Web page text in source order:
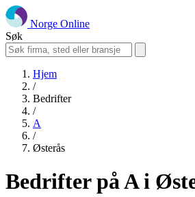
Norge Online
Søk
Hjem
/
Bedrifter
/
A
/
Østerås
Bedrifter på A i